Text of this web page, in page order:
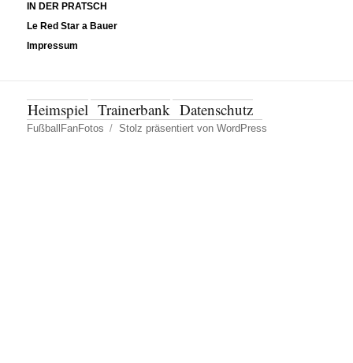
IN DER PRATSCH
Le Red Star a Bauer
Impressum
Heimspiel Trainerbank Datenschutz
FußballFanFotos Stolz präsentiert von WordPress